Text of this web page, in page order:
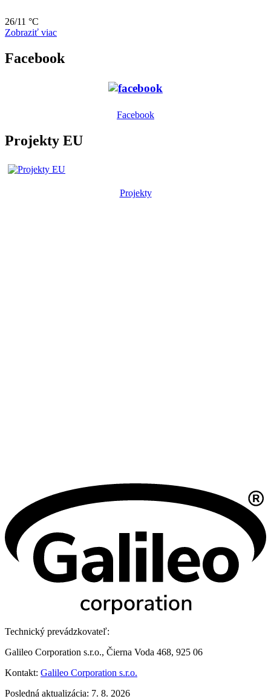
26/11 °C
Zobraziť viac
Facebook
Facebook
Projekty EU
Projekty
Technický prevádzkovateľ:
Galileo Corporation s.r.o., Čierna Voda 468, 925 06
Kontakt: Galileo Corporation s.r.o.
Posledná aktualizácia: 7. 8. 2026